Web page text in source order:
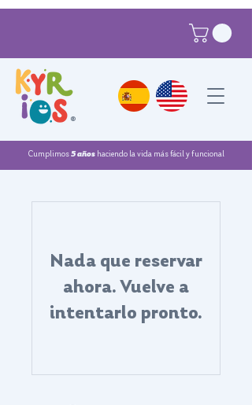
Cumplimos5 añoshaciendo la vida más fácil y funcional
®
Nada que reservar
ahora. Vuelve a
intentarlo pronto.